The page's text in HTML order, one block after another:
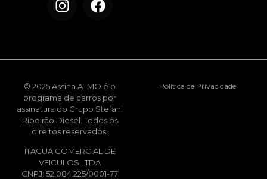
© 2025 Assina ATMO é o
programa de carros por
assinatura do Grupo Stefani
Ribeirão Diesel. Todos os
direitos reservados.
ITACUA COMERCIAL DE
VEICULOS LTDA
CNPJ: 52.084.225/0001-77
Política de Privacidade